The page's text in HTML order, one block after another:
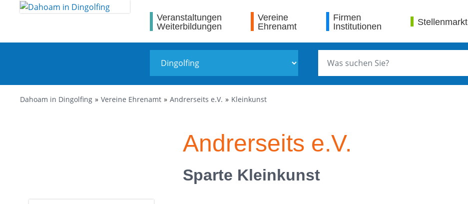
Veranstaltungen
Weiterbildungen
Vereine
Ehrenamt
Firmen
Institutionen
Stellenmarkt
Dahoam in Dingolfing Vereine Ehrenamt Andrerseits e.V. Kleinkunst
Andrerseits e.V.
Sparte Kleinkunst